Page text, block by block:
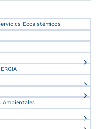
Ecosistémicos
Ambientales